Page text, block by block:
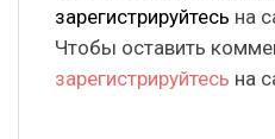
зарегистрируйтесь на
Чтобы оставить
зарегистрируйтесь на